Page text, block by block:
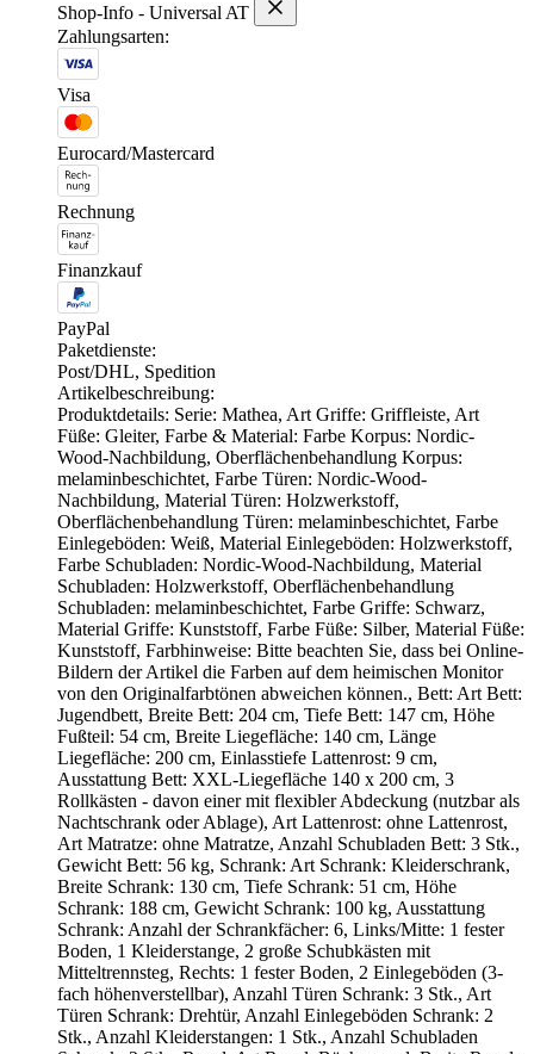
Shop-Info - Universal AT
Zahlungsarten:
Visa
Eurocard/Mastercard
Rechnung
Finanzkauf
PayPal
Paketdienste:
Post/DHL, Spedition
Artikelbeschreibung:
Produktdetails: Serie: Mathea, Art Griffe: Griffleiste, Art
Füße: Gleiter, Farbe & Material: Farbe Korpus: Nordic-
Wood-Nachbildung, Oberflächenbehandlung Korpus:
melaminbeschichtet, Farbe Türen: Nordic-Wood-
Nachbildung, Material Türen: Holzwerkstoff,
Oberflächenbehandlung Türen: melaminbeschichtet, Farbe
Einlegeböden: Weiß, Material Einlegeböden: Holzwerkstoff,
Farbe Schubladen: Nordic-Wood-Nachbildung, Material
Schubladen: Holzwerkstoff, Oberflächenbehandlung
Schubladen: melaminbeschichtet, Farbe Griffe: Schwarz,
Material Griffe: Kunststoff, Farbe Füße: Silber, Material Füße:
Kunststoff, Farbhinweise: Bitte beachten Sie, dass bei Online-
Bildern der Artikel die Farben auf dem heimischen Monitor
von den Originalfarbtönen abweichen können., Bett: Art Bett:
Jugendbett, Breite Bett: 204 cm, Tiefe Bett: 147 cm, Höhe
Fußteil: 54 cm, Breite Liegefläche: 140 cm, Länge
Liegefläche: 200 cm, Einlasstiefe Lattenrost: 9 cm,
Ausstattung Bett: XXL-Liegefläche 140 x 200 cm, 3
Rollkästen - davon einer mit flexibler Abdeckung (nutzbar als
Nachtschrank oder Ablage), Art Lattenrost: ohne Lattenrost,
Art Matratze: ohne Matratze, Anzahl Schubladen Bett: 3 Stk.,
Gewicht Bett: 56 kg, Schrank: Art Schrank: Kleiderschrank,
Breite Schrank: 130 cm, Tiefe Schrank: 51 cm, Höhe
Schrank: 188 cm, Gewicht Schrank: 100 kg, Ausstattung
Schrank: Anzahl der Schrankfächer: 6, Links/Mitte: 1 fester
Boden, 1 Kleiderstange, 2 große Schubkästen mit
Mitteltrennsteg, Rechts: 1 fester Boden, 2 Einlegeböden (3-
fach höhenverstellbar), Anzahl Türen Schrank: 3 Stk., Art
Türen Schrank: Drehtür, Anzahl Einlegeböden Schrank: 2
Stk., Anzahl Kleiderstangen: 1 Stk., Anzahl Schubladen